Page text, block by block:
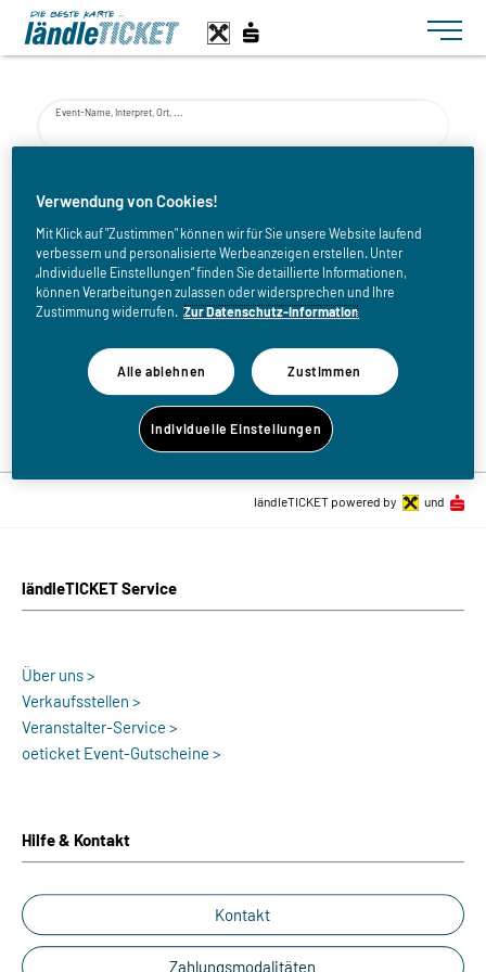
Toggle
Event-Name, Interpret, Ort, ...
bis
Zurück zur Eventliste
ländleTICKET Service
Über uns >
Verkaufsstellen >
Veranstalter-Service >
oeticket Event-Gutscheine >
Hilfe & Kontakt
Kontakt
Zahlungsmodalitäten
ländleTICKET powered by und
Verwendung von Cookies!
Mit Klick auf "Zustimmen" können wir für Sie unsere Website laufend
verbessern und personalisierte Werbeanzeigen erstellen. Unter
„Individuelle Einstellungen“ finden Sie detaillierte Informationen,
können Verarbeitungen zulassen oder widersprechen und Ihre
Zustimmung widerrufen. Zur Datenschutz-Information
Alle ablehnen Zustimmen
Individuelle Einstellungen